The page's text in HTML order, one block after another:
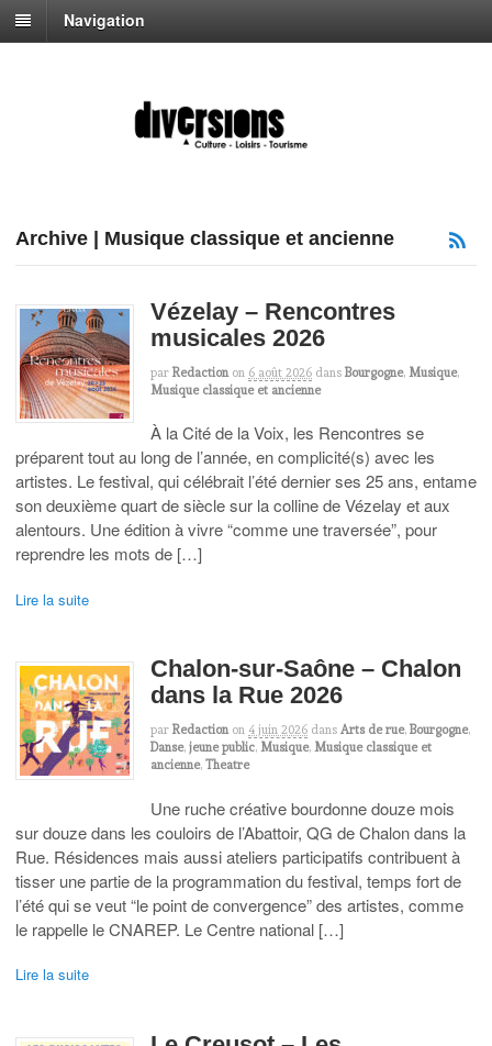
Navigation
Archive | Musique classique et ancienne
Vézelay – Rencontres
musicales 2026
par Redaction on 6 août 2026 dans Bourgogne, Musique,
Musique classique et ancienne
À la Cité de la Voix, les Rencontres se
préparent tout au long de l’année, en complicité(s) avec les
artistes. Le festival, qui célébrait l’été dernier ses 25 ans, entame
son deuxième quart de siècle sur la colline de Vézelay et aux
alentours. Une édition à vivre “comme une traversée”, pour
reprendre les mots de […]
Lire la suite
Chalon-sur-Saône – Chalon
dans la Rue 2026
par Redaction on 4 juin 2026 dans Arts de rue, Bourgogne,
Danse, jeune public, Musique, Musique classique et
ancienne, Theatre
Une ruche créative bourdonne douze mois
sur douze dans les couloirs de l’Abattoir, QG de Chalon dans la
Rue. Résidences mais aussi ateliers participatifs contribuent à
tisser une partie de la programmation du festival, temps fort de
l’été qui se veut “le point de convergence” des artistes, comme
le rappelle le CNAREP. Le Centre national […]
Lire la suite